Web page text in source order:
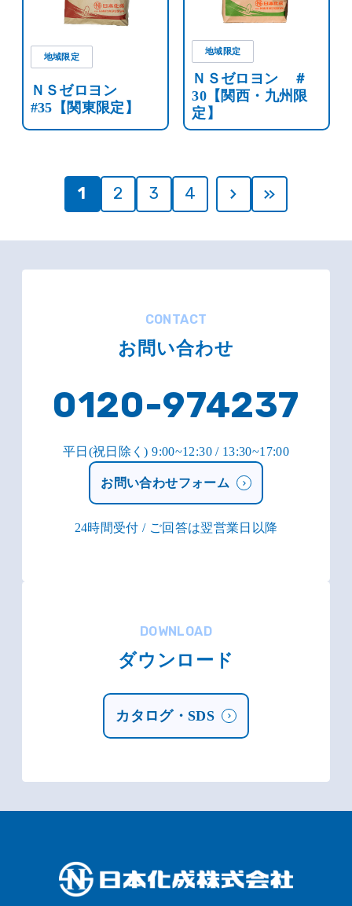
地域限定
ＮＳゼロヨン
#35【関東限定】
地域限定
ＮＳゼロヨン ＃
30【関西・九州限
定】
1 2 3 4
CONTACT
お問い合わせ
0120-974237
平日(祝日除く) 9:00~12:30 / 13:30~17:00
お問い合わせフォーム
24時間受付 / ご回答は翌営業日以降
DOWNLOAD
ダウンロード
カタログ・SDS